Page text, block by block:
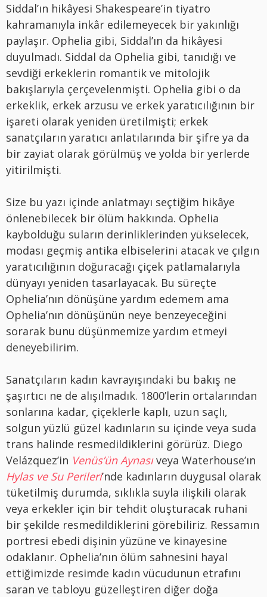
Siddal’ın hikâyesi Shakespeare’in tiyatro
kahramanıyla inkâr edilemeyecek bir yakınlığı
paylaşır. Ophelia gibi, Siddal’ın da hikâyesi
duyulmadı. Siddal da Ophelia gibi, tanıdığı ve
sevdiği erkeklerin romantik ve mitolojik
bakışlarıyla çerçevelenmişti. Ophelia gibi o da
erkeklik, erkek arzusu ve erkek yaratıcılığının bir
işareti olarak yeniden üretilmişti; erkek
sanatçıların yaratıcı anlatılarında bir şifre ya da
bir zayiat olarak görülmüş ve yolda bir yerlerde
yitirilmişti.
Size bu yazı içinde anlatmayı seçtiğim hikâye
önlenebilecek bir ölüm hakkında. Ophelia
kaybolduğu suların derinliklerinden yükselecek,
modası geçmiş antika elbiselerini atacak ve çılgın
yaratıcılığının doğuracağı çiçek patlamalarıyla
dünyayı yeniden tasarlayacak. Bu süreçte
Ophelia’nın dönüşüne yardım edemem ama
Ophelia’nın dönüşünün neye benzeyeceğini
sorarak bunu düşünmemize yardım etmeyi
deneyebilirim.
Sanatçıların kadın kavrayışındaki bu bakış ne
şaşırtıcı ne de alışılmadık. 1800’lerin ortalarından
sonlarına kadar, çiçeklerle kaplı, uzun saçlı,
solgun yüzlü güzel kadınların su içinde veya suda
trans halinde resmedildiklerini görürüz. Diego
Velázquez’in Venüs’ün Aynasıveya Waterhouse’ın
Hylas ve Su Perileri’nde kadınların duygusal olarak
tüketilmiş durumda, sıklıkla suyla ilişkili olarak
veya erkekler için bir tehdit oluşturacak ruhani
bir şekilde resmedildiklerini görebiliriz. Ressamın
portresi ebedi dişinin yüzüne ve kinayesine
odaklanır. Ophelia’nın ölüm sahnesini hayal
ettiğimizde resimde kadın vücudunun etrafını
saran ve tabloyu güzelleştiren diğer doğa